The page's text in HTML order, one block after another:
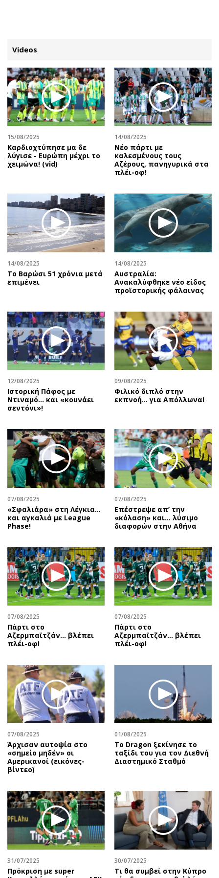
ΚΑΤΗΓΟΡΙΕΣ ΣΥΝΔΕΣΗ
Κύπρος
Παιδεία
Υγεία
Πολιτική
Βουλευτικές 2026
Δημοσκοπήσεις
Διπλωματία
Αθλητισμός
Κύπρος
Διεθνή
Κληρώσεις Allwyn
Οικονομία
Real Estate
Επιχειρήσεις
Αγορές
Money Review
AstroBank Properties
Trends
Ενέργεια
Ναυτιλία
Περιβάλλον
Ελλάδα
Κόσμος
Παράξενα
Πολιτισμός
Σινεμά
Θέατρο-Χορός
Εικαστικά
Βιβλίο
Χειρόγραφα
Απόψεις
Αρθρογραφία
The Hill
Υγεία
Αγγελίες
Ενοικιάζονται
Ζητούν εργασία
Θέσεις εργασίας
Geek
Νέα
Social
Αυτοκίνηση
Πολιτική
Οικονομία
Γενικά
Αναδρομές
Πρόσωπα
Περιβάλλον
Good Life
Showbiz
Ταξίδια
Συνταγές
Έξοδος
Media
Εκπομπές
Wine routes
Podcasts
Προσφορές
Προσωπικότητες στην ''Κ''
Επιστολές
Videos
15/08/2025
Καρδιοχτύπησε μα δε
λύγισε - Ευρώπη μέχρι το
χειμώνα! (vid)
14/08/2025
Νέο πάρτι με
καλεσμένους τους
Αζέρους, πανηγυρικά στα
πλέι-οφ!
14/08/2025
Το Βαρώσι 51 χρόνια μετά
επιμένει
14/08/2025
Αυστραλία:
Ανακαλύφθηκε νέο είδος
προϊστορικής φάλαινας
12/08/2025
Ιστορική Πάφος με
Ντιναμό… και «κουνάει
σεντόνι»!
09/08/2025
Φιλικό διπλό στην
εκπνοή… για Απόλλωνα!
07/08/2025
«Σφαλιάρα» στη Λέγκια…
και αγκαλιά με League
Phase!
07/08/2025
Επέστρεψε απ’ την
«κόλαση» και… λύσιμο
διαφορών στην Αθήνα
07/08/2025
Πάρτι στο
Αζερμπαϊτζάν… βλέπει
πλέι-οφ!
07/08/2025
Πάρτι στο
Αζερμπαϊτζάν… βλέπει
πλέι-οφ!
07/08/2025
Άρχισαν αυτοψία στο
«σημείο μηδέν» οι
Αμερικανοί (εικόνες-
βίντεο)
01/08/2025
Το Dragon ξεκίνησε το
ταξίδι του για τον Διεθνή
Διαστημικό Σταθμό
31/07/2025
Πρόκριση με super
30/07/2025
Τι θα συμβεί στην Κύπρο